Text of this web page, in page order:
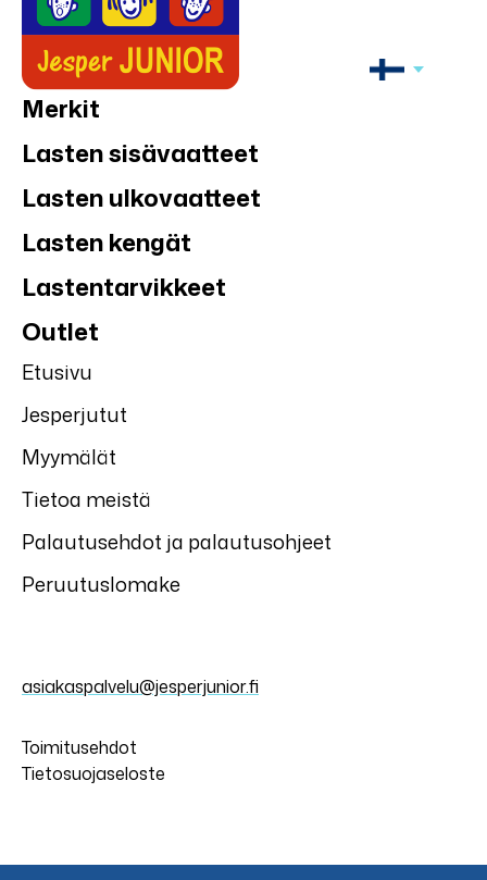
Merkit
Lasten sisävaatteet
Lasten ulkovaatteet
Lasten kengät
Lastentarvikkeet
Outlet
Etusivu
Jesperjutut
Myymälät
Tietoa meistä
Palautusehdot ja palautusohjeet
Peruutuslomake
asiakaspalvelu@jesperjunior.fi
Toimitusehdot
Tietosuojaseloste